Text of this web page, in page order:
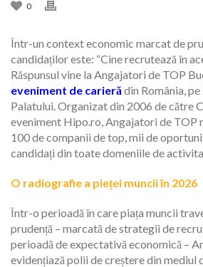
0
Într-un context economic marcat de
candidaților este: “Cine recrutează în
Răspunsul vine la Angajatori de TOP
eveniment de carieră din România,
Palatului. Organizat din 2006 de către
eveniment Hipo.ro, Angajatori de TOP
100 de companii de top, mii de
candidați din toate domeniile de
O radiografie a pieței muncii în 2026
Într-o perioadă în care piața muncii
prudență – marcată de strategii de
perioadă de expectativă economică –
evidențiază polii de creștere din mediul